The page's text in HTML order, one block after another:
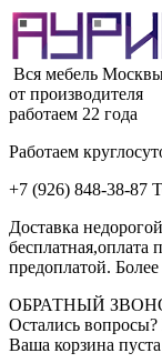
Вся мебель
от производителя
работаем 22 года
Работаем
+7 (926) 848-38-87
Доставка
бесплатная,оплата
предоплатой.
ОБРАТНЫЙ
Остались
Ваша корзина пуста